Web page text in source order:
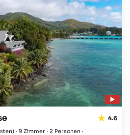
4.6
· 9 Zimmer · 2 Personen ·